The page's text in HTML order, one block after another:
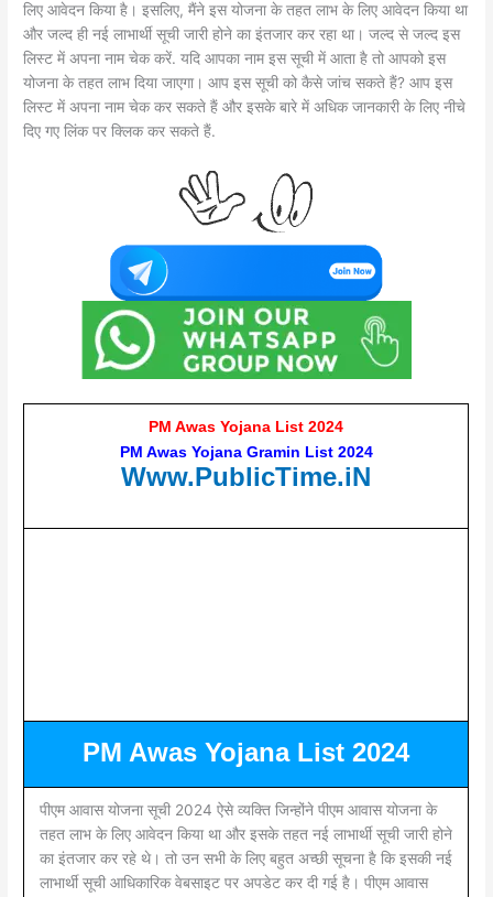
लिए आवेदन किया है। इसलिए, मैंने इस योजना के तहत लाभ के लिए आवेदन किया था
और जल्द ही नई लाभार्थी सूची जारी होने का इंतजार कर रहा था। जल्द से जल्द इस
लिस्ट में अपना नाम चेक करें. यदि आपका नाम इस सूची में आता है तो आपको इस
योजना के तहत लाभ दिया जाएगा। आप इस सूची को कैसे जांच सकते हैं? आप इस
लिस्ट में अपना नाम चेक कर सकते हैं और इसके बारे में अधिक जानकारी के लिए नीचे
दिए गए लिंक पर क्लिक कर सकते हैं.
PM Awas Yojana List 2024
PM Awas Yojana Gramin List 2024
Www.PublicTime.iN
PM Awas Yojana List 2024
पीएम आवास योजना सूची 2024 ऐसे व्यक्ति जिन्होंने पीएम आवास योजना के
तहत लाभ के लिए आवेदन किया था और इसके तहत नई लाभार्थी सूची जारी होने
का इंतजार कर रहे थे। तो उन सभी के लिए बहुत अच्छी सूचना है कि इसकी नई
लाभार्थी सूची आधिकारिक वेबसाइट पर अपडेट कर दी गई है। पीएम आवास